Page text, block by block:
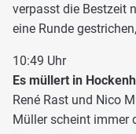
verpasst die Bestzeit
eine Runde
10:49 Uhr
Es müllert in
René Rast und Nico
Müller scheint immer